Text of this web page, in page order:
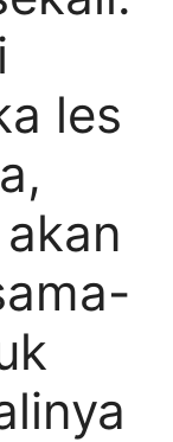
les